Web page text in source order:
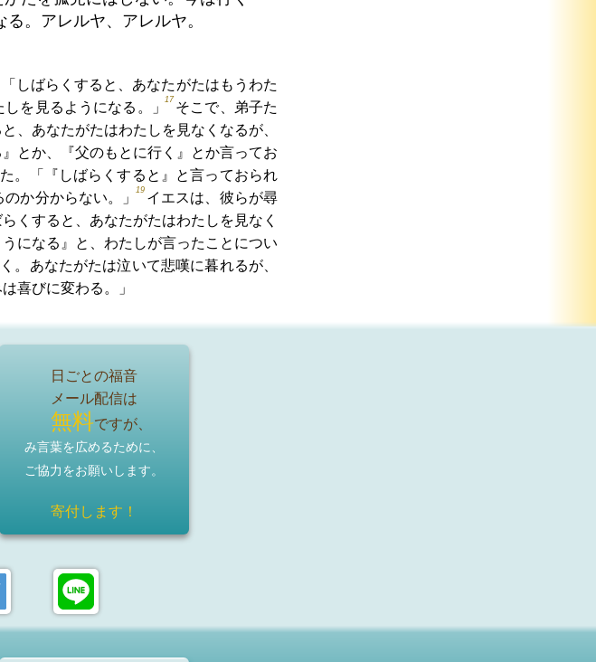
。アレルヤ、アレルヤ。
「しばらくすると、あなたがたはもうわた
しを見るようになる。」
17
そこで、弟子た
、あなたがたはわたしを見なくなるが、
とか、『父のもとに行く』とか言ってお
。「『しばらくすると』と言っておられ
のか分からない。」
19
イエスは、彼らが尋
くすると、あなたがたはわたしを見なく
になる』と、わたしが言ったことについ
。あなたがたは泣いて悲嘆に暮れるが、
喜びに変わる。」
日ごとの福音
メール配信は
無料ですが、
み言葉を広めるために、
ご協力をお願いします。
寄付します！